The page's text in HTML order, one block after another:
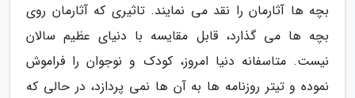
بچه ها آثارمان را نقد می نمایند. تاثیری که آثارمان روی
بچه ها می گذارد، قابل مقایسه با دنیای عظیم سالان
نیست. متاسفانه دنیا امروز، کودک و نوجوان را فراموش
نموده و تیتر روزنامه ها به آن ها نمی پردازد، در حالی که